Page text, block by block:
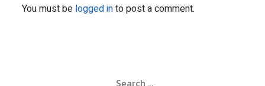
You must be logged into post a comment.